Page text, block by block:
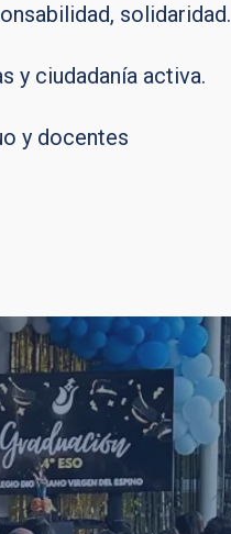
solidaridad.
y ciudadanía activa.
y docentes